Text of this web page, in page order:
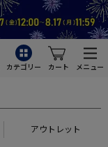
カテゴリー カート メニュー
アウトレット